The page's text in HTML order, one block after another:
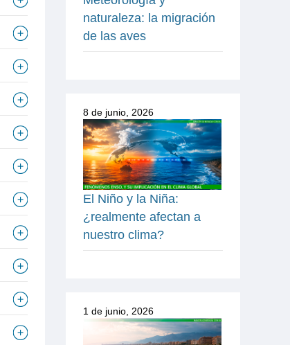
naturaleza: la migración
de las aves
8 de junio, 2026
El Niño y la Niña:
¿realmente afectan a
nuestro clima?
1 de junio, 2026